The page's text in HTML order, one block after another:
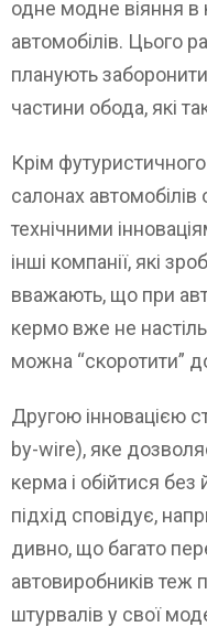
одне модне віяння в
автомобілів. Цього
планують
частини обода, які
Крім
салонах
технічними
інші компанії, які
вважають, що при
кермо вже не
можна “скоротити”
Другою інновацією
by-wire), яке
керма і обійтися без
підхід сповідує,
дивно, що багато
автовиробників теж
штурвалів у свої